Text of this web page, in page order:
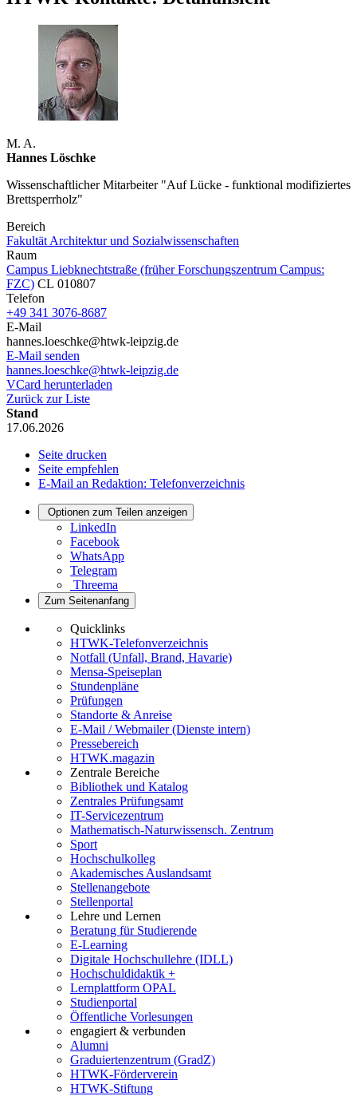
M. A.
Hannes Löschke
Wissenschaftlicher Mitarbeiter "Auf Lücke - funktional modifiziertes
Brettsperrholz"
Bereich
Fakultät Architektur und Sozialwissenschaften
Raum
Campus Liebknechtstraße (früher Forschungszentrum Campus:
FZC) CL 010807
Telefon
+49 341 3076-8687
E-Mail
hannes.loeschke@htwk-leipzig.de
E-Mail senden
hannes.loeschke@htwk-leipzig.de
VCard herunterladen
Zurück zur Liste
Stand
17.06.2026
Seite drucken
Seite empfehlen
E-Mail an Redaktion: Telefonverzeichnis
Optionen zum Teilen anzeigen
LinkedIn
Facebook
WhatsApp
Telegram
Threema
Zum Seitenanfang
Quicklinks
HTWK-Telefonverzeichnis
Notfall (Unfall, Brand, Havarie)
Mensa-Speiseplan
Stundenpläne
Prüfungen
Standorte & Anreise
E-Mail / Webmailer (Dienste intern)
Pressebereich
HTWK.magazin
Zentrale Bereiche
Bibliothek und Katalog
Zentrales Prüfungsamt
IT-Servicezentrum
Mathematisch-Naturwissensch. Zentrum
Sport
Hochschulkolleg
Akademisches Auslandsamt
Stellenangebote
Stellenportal
Lehre und Lernen
Beratung für Studierende
E-Learning
Digitale Hochschullehre (IDLL)
Hochschuldidaktik +
Lernplattform OPAL
Studienportal
Öffentliche Vorlesungen
engagiert & verbunden
Alumni
Graduiertenzentrum (GradZ)
HTWK-Förderverein
HTWK-Stiftung